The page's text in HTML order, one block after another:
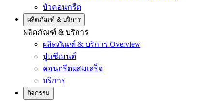
บัวคอนกรีต
ผลิตภัณฑ์ & บริการ
ผลิตภัณฑ์ & บริการ
ผลิตภัณฑ์ & บริการ Overview
ปูนซีเมนต์
คอนกรีตผสมเสร็จ
บริการ
กิจกรรม